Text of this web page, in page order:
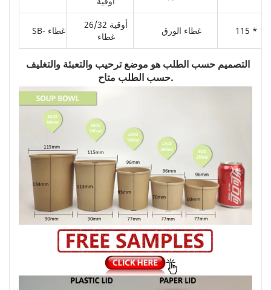
SB- غطاء
26/32 أوقية
غطاء
غطاء الورق 115 * 15
حسب الطلب متاح.